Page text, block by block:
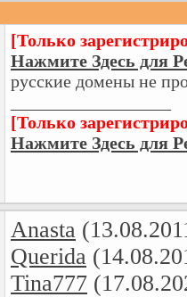
[Только
Нажмите Здесь для
русские домены не
[Только
Нажмите Здесь для
Anasta
Querida
Tina777